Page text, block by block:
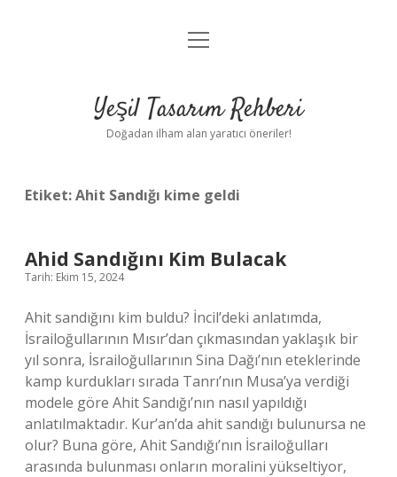
Anasayfa
Yasal Uyarı
menüyü
Yeşil Tasarım Rehberi
Doğadan ilham alan yaratıcı öneriler!
Etiket:Ahit Sandığı kime geldi
Ahid Sandığını Kim Bulacak
Tarih: Ekim 15, 2024
Ahit sandığını kim buldu? İncil’deki anlatımda,
İsrailoğullarının Mısır’dan çıkmasından yaklaşık bir
yıl sonra, İsrailoğullarının Sina Dağı’nın eteklerinde
kamp kurdukları sırada Tanrı’nın Musa’ya verdiği
modele göre Ahit Sandığı’nın nasıl yapıldığı
anlatılmaktadır. Kur’an’da ahit sandığı bulunursa ne
olur? Buna göre, Ahit Sandığı’nın İsrailoğulları
arasında bulunması onların moralini yükseltiyor,